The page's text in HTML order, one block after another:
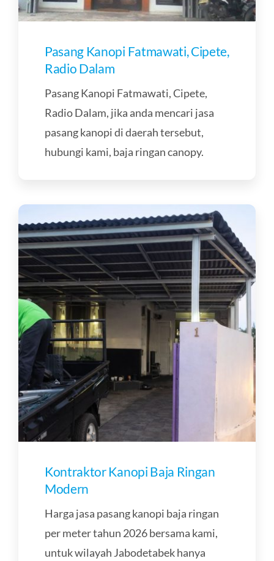
Pasang Kanopi Fatmawati, Cipete,
Radio Dalam
Pasang Kanopi Fatmawati, Cipete,
Radio Dalam, jika anda mencari jasa
pasang kanopi di daerah tersebut,
hubungi kami, baja ringan canopy.
Kontraktor Kanopi Baja Ringan
Modern
Harga jasa pasang kanopi baja ringan
per meter tahun 2026 bersama kami,
untuk wilayah Jabodetabek hanya